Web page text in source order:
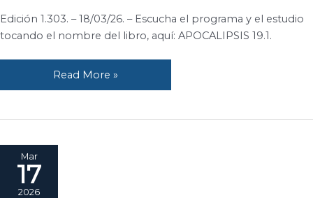
Edición 1.303. – 18/03/26. – Escucha el programa y el estudio
tocando el nombre del libro, aquí: APOCALIPSIS 19.1.
de
nuestro
Read More »
Mar
17
2026